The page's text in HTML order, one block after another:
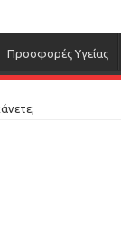
Προσφορές Υγείας